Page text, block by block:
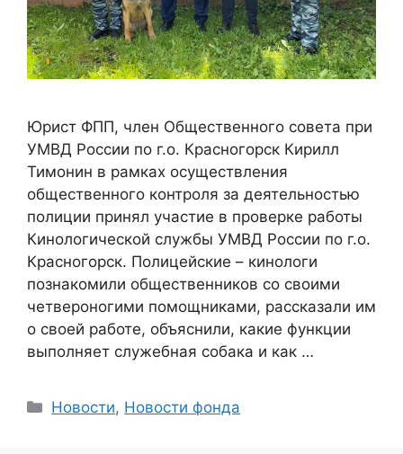
Юрист ФПП, член Общественного совета при
УМВД России по г.о. Красногорск Кирилл
Тимонин в рамках осуществления
общественного контроля за деятельностью
полиции принял участие в проверке работы
Кинологической службы УМВД России по г.о.
Красногорск. Полицейские – кинологи
познакомили общественников со своими
четвероногими помощниками, рассказали им
о своей работе, объяснили, какие функции
выполняет служебная собака и как …
Categories
Новости, Новости фонда